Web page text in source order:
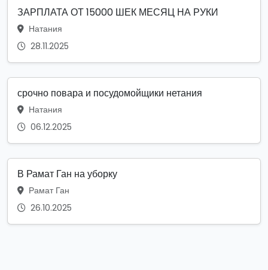
ЗАРПЛАТА ОТ 15000 ШЕК МЕСЯЦ НА РУКИ
Натания
28.11.2025
срочно повара и посудомойщики нетания
Натания
06.12.2025
В Рамат Ган на уборку
Рамат Ган
26.10.2025